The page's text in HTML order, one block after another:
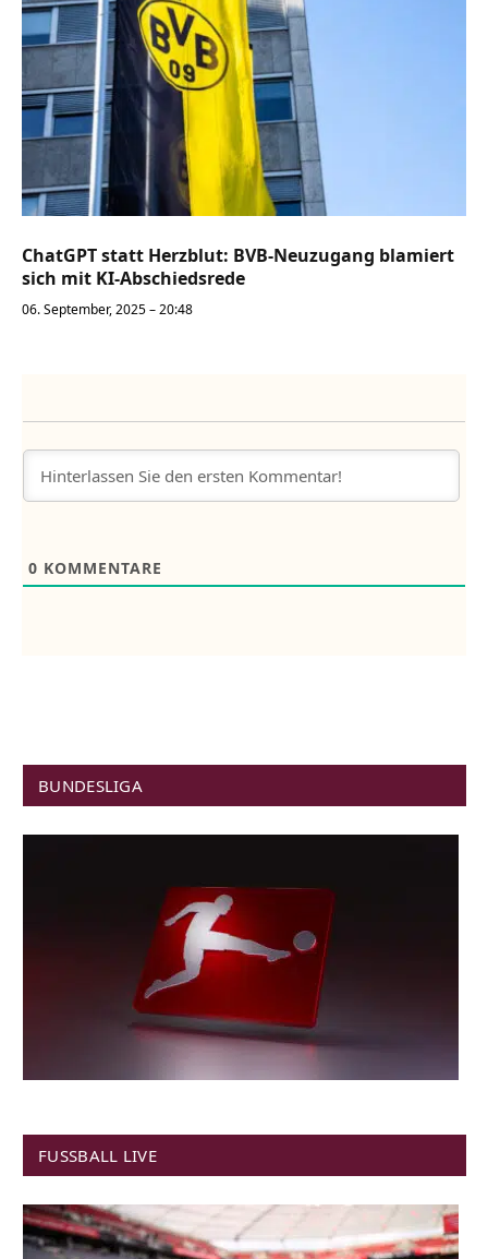
ChatGPT statt Herzblut: BVB-Neuzugang blamiert
sich mit KI-Abschiedsrede
06. September, 2025 – 20:48
0 KOMMENTARE
BUNDESLIGA
FUSSBALL LIVE